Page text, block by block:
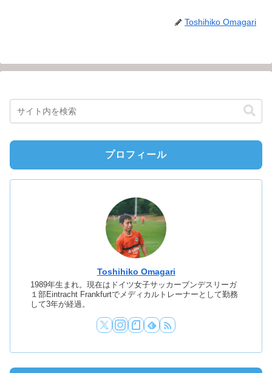
Toshihiko Omagari
プロフィール
Toshihiko Omagari
1989年生まれ。現在はドイツ女子サッカーブンデスリーガ
１部Eintracht Frankfurtでメディカルトレーナーとして勤務
して3年が経過。